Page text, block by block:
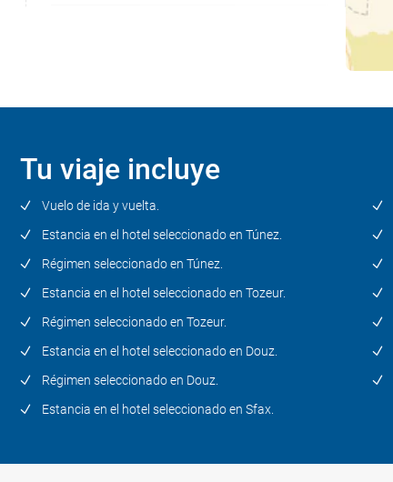
Día 6
Día 7
Monastir - Sousse (Excursión
opcional a Kairouan)
Día 8
Sousse - Túnez capital
Día 9
Túnez - Ciudad de origen
Tu viaje incluye
Vuelo de ida y vuelta.
Estancia en el hotel seleccionado en Túnez.
Régimen seleccionado en Túnez.
Estancia en el hotel seleccionado en Tozeur.
Régimen seleccionado en Tozeur.
Estancia en el hotel seleccionado en Douz.
Régimen seleccionado en Douz.
Estancia en el hotel seleccionado en Sfax.